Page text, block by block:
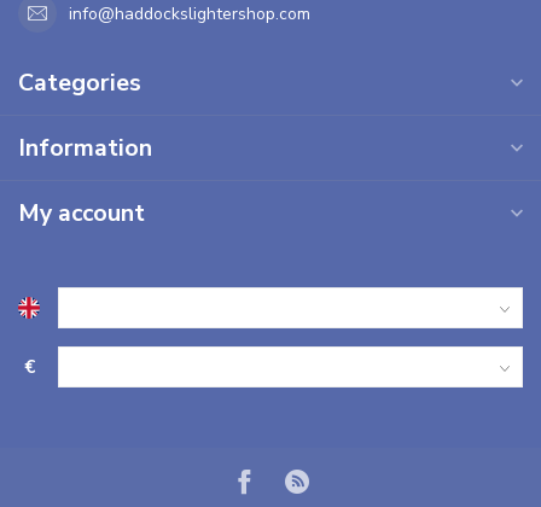
info@haddockslightershop.com
Categories
Information
My account
€